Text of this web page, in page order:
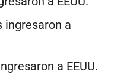
ingresaron a
a EEUU.